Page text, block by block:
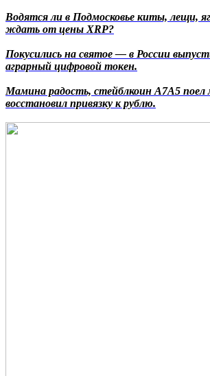
Водятся ли в Подмосковье киты, лещи,
ждать от цены XRP?
Покусились на святое — в России
аграрный цифровой токен.
Мамина радость, стейблкоин A7A5
восстановил привязку к рублю.